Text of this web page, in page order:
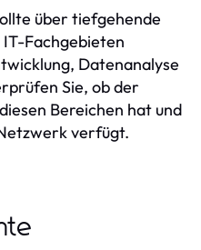
über tiefgehende
IT-Fachgebieten
Datenanalyse
Sie, ob der
Bereichen hat und
verfügt.